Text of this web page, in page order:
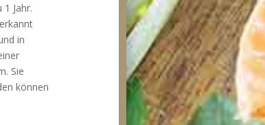
Jahr.
in
Sie
können